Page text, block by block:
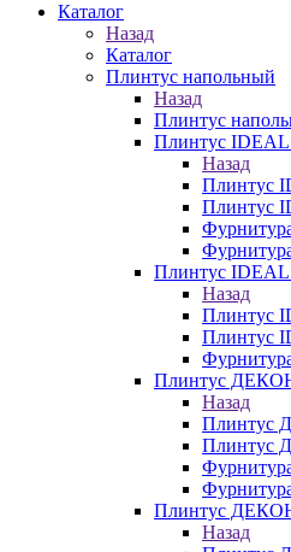
Каталог
Назад
Каталог
Плинтус напольный
Назад
Плинтус
Плинтус
Назад
Плинтус
Плинтус
Плинтус
Назад
Плинтус
Плинтус
Плинтус
Назад
Плинтус
Плинтус
Плинтус
Назад